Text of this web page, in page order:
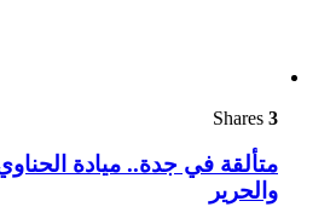
3
متألقة في جدة.. ميادة
والحرير